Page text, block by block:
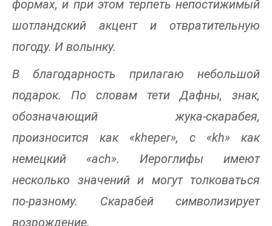
формах, и при этом терпеть непостижимый
шотландский акцент и отвратительную
погоду. И волынку.
В благодарность прилагаю небольшой
подарок. По словам тети Дафны, знак,
обозначающий жука-скарабея,
произносится как «kheper», с «kh» как
немецкий «ach». Иероглифы имеют
несколько значений и могут толковаться
по-разному. Скарабей символизирует
возрождение.